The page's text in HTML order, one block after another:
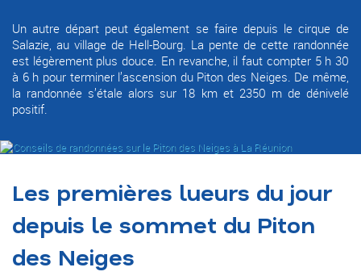
Un autre départ peut également se faire depuis le cirque de
Salazie, au village de Hell-Bourg. La pente de cette randonnée
est légèrement plus douce. En revanche, il faut compter 5 h 30
à 6 h pour terminer l’ascension du Piton des Neiges. De même,
la randonnée s’étale alors sur 18 km et 2350 m de dénivelé
positif.
Les premières lueurs du jour
depuis le sommet du Piton
des Neiges